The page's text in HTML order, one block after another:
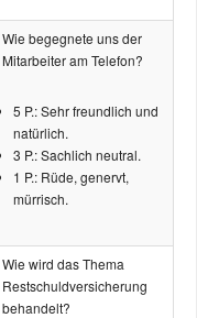
Wie begegnete uns der
Mitarbeiter am Telefon?
5 P.: Sehr freundlich und
natürlich.
3 P.: Sachlich neutral.
1 P.: Rüde, genervt,
mürrisch.
Wie wird das Thema
Restschuld­­versicherung
behandelt?